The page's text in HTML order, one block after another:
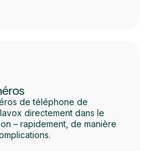
de téléphone de
directement dans le
– rapidement, de manière